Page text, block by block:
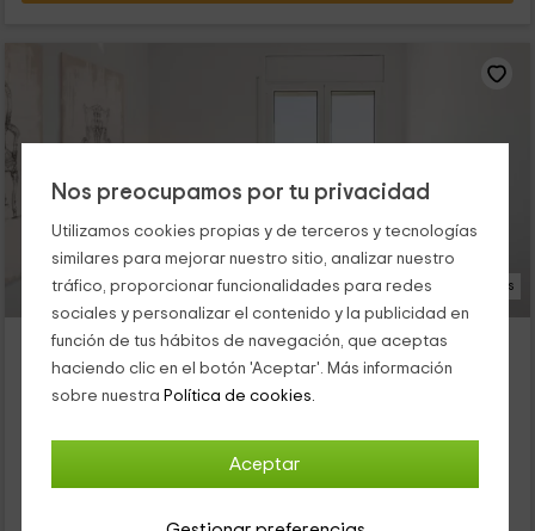
Nos preocupamos por tu privacidad
Utilizamos cookies propias y de terceros y tecnologías
similares para mejorar nuestro sitio, analizar nuestro
tráfico, proporcionar funcionalidades para redes
sociales y personalizar el contenido y la publicidad en
función de tus hábitos de navegación, que aceptas
haciendo clic en el botón 'Aceptar'. Más información
sobre nuestra Política de cookies.
Aceptar
41 Fotos
Masía Can Rovira
Alojamiento ubicado a 4.7km de Gelida
Sant Llorenç D'hortons, Barcelona
7 habitaciones
27 personas
7 baños